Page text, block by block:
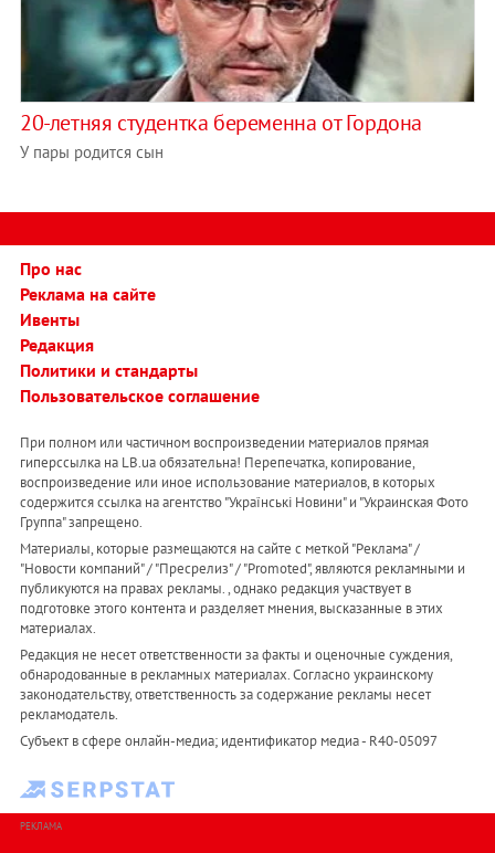
20-летняя студентка беременна от Гордона
У пары родится сын
Про нас
Реклама на сайте
Ивенты
Редакция
Политики и стандарты
Пользовательское соглашение
При полном или частичном воспроизведении материалов прямая
гиперссылка на LB.ua обязательна! Перепечатка, копирование,
воспроизведение или иное использование материалов, в которых
содержится ссылка на агентство "Українськi Новини" и "Украинская Фото
Группа" запрещено.
Материалы, которые размещаются на сайте с меткой "Реклама" /
"Новости компаний" / "Пресрелиз" / "Promoted", являются рекламными и
публикуются на правах рекламы. , однако редакция участвует в
подготовке этого контента и разделяет мнения, высказанные в этих
материалах.
Редакция не несет ответственности за факты и оценочные суждения,
обнародованные в рекламных материалах. Согласно украинскому
законодательству, ответственность за содержание рекламы несет
рекламодатель.
Субъект в сфере онлайн-медиа; идентификатор медиа - R40-05097
РЕКЛАМА